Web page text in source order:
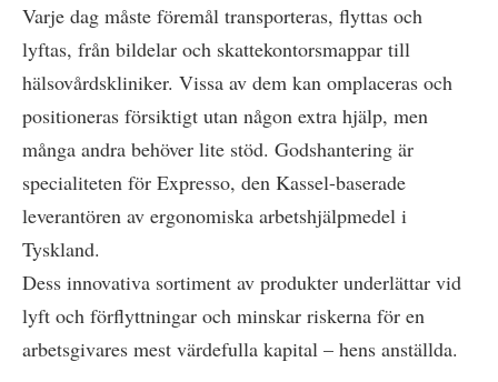
Varje dag måste föremål transporteras, flyttas och
lyftas, från bildelar och skattekontorsmappar till
hälsovårdskliniker. Vissa av dem kan omplaceras och
positioneras försiktigt utan någon extra hjälp, men
många andra behöver lite stöd. Godshantering är
specialiteten för Expresso, den Kassel-baserade
leverantören av ergonomiska arbetshjälpmedel i
Tyskland.
Dess innovativa sortiment av produkter underlättar vid
lyft och förflyttningar och minskar riskerna för en
arbetsgivares mest värdefulla kapital – hens anställda.